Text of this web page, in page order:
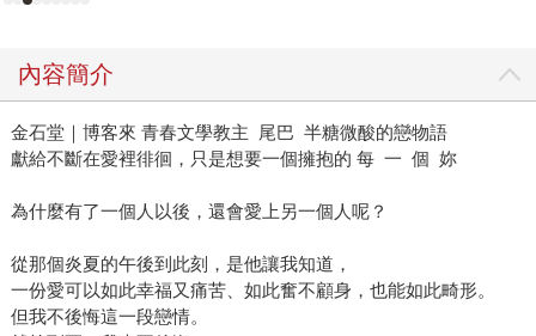
內容簡介
金石堂｜博客來 青春文學教主 尾巴 半糖微酸的戀物語
獻給不斷在愛裡徘徊，只是想要一個擁抱的 每 一 個 妳
為什麼有了一個人以後，還會愛上另一個人呢？
從那個炎夏的午後到此刻，是他讓我知道，
一份愛可以如此幸福又痛苦、如此奮不顧身，也能如此畸形。
但我不後悔這一段戀情。